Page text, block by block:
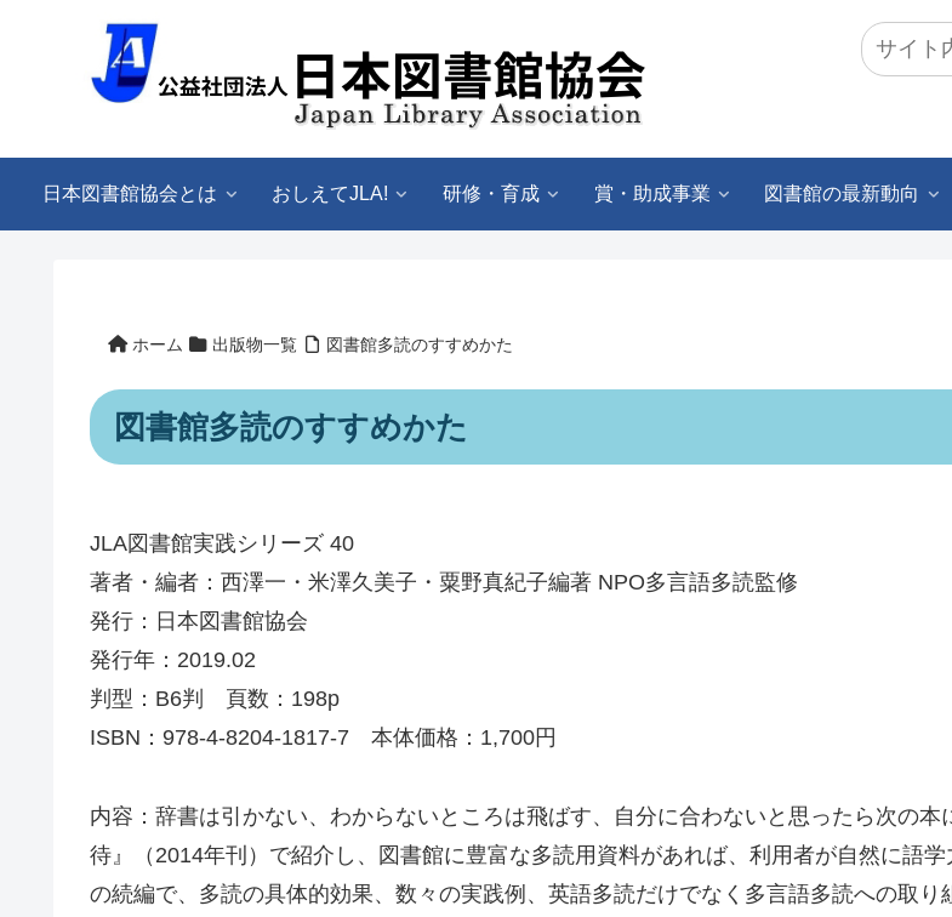
日本図書館協会とは おしえてJLA! 研修・育成 賞・助成事業 図書館の最新動向
ホーム 出版物一覧 図書館多読のすすめかた
図書館多読のすすめかた
JLA図書館実践シリーズ 40
著者・編者：西澤一・米澤久美子・粟野真紀子編著 NPO多言語多読監修
発行：日本図書館協会
発行年：2019.02
判型：B6判 頁数：198p
ISBN：978-4-8204-1817-7 本体価格：1,700円
内容：辞書は引かない、わからないところは飛ばす、自分に合わないと思ったら次の
待』（2014年刊）で紹介し、図書館に豊富な多読用資料があれば、利用者が自然に語
の続編で、多読の具体的効果、数々の実践例、英語多読だけでなく多言語多読への取